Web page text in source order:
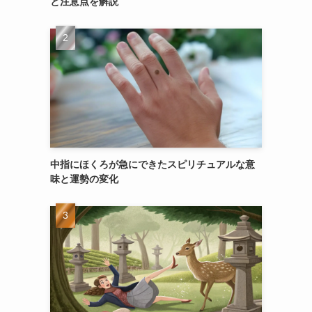
中指にほくろが急にできたスピリチュアルな意
味と運勢の変化